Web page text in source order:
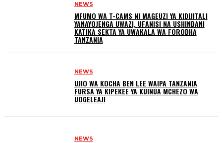
NEWS
MFUMO WA T-CAMS NI MAGEUZI YA KIDIJITALI
YANAYOJENGA UWAZI, UFANISI NA USHINDANI
KATIKA SEKTA YA UWAKALA WA FORODHA
TANZANIA
NEWS
UJIO WA KOCHA BEN LEE WAIPA TANZANIA
FURSA YA KIPEKEE YA KUINUA MCHEZO WA
UOGELEAJI
NEWS